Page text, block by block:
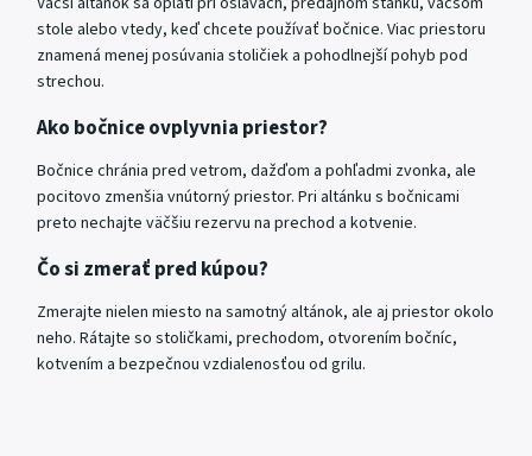
stole alebo vtedy, keď chcete používať bočnice. Viac priestoru
znamená menej posúvania stoličiek a pohodlnejší pohyb pod
strechou.
Ako bočnice ovplyvnia priestor?
Bočnice chránia pred vetrom, dažďom a pohľadmi zvonka, ale
pocitovo zmenšia vnútorný priestor. Pri altánku s bočnicami
preto nechajte väčšiu rezervu na prechod a kotvenie.
Čo si zmerať pred kúpou?
Zmerajte nielen miesto na samotný altánok, ale aj priestor okolo
neho. Rátajte so stoličkami, prechodom, otvorením bočníc,
kotvením a bezpečnou vzdialenosťou od grilu.